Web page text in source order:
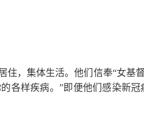
住，集体生活。他们信奉“女基
各样疾病。”即便他们感染新冠